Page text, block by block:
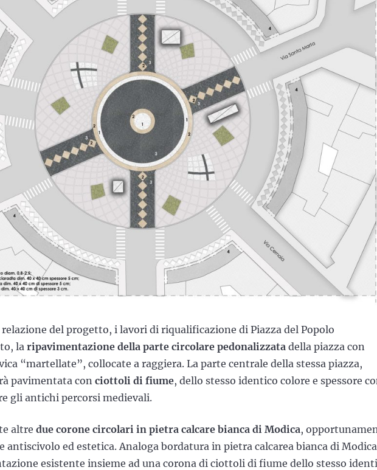
del progetto, i lavori di riqualificazione di Piazza del Popolo
la ripavimentazione della parte circolare pedonalizzata della piazza con
“martellate”, collocate a raggiera. La parte centrale della stessa piazza,
pavimentata con ciottoli di fiume, dello stesso identico colore e spessore
gli antichi percorsi medievali.
altre due corone circolari in pietra calcare bianca di Modica,
antiscivolo ed estetica. Analoga bordatura in pietra calcarea bianca di Modica
esistente insieme ad una corona di ciottoli di fiume dello stesso